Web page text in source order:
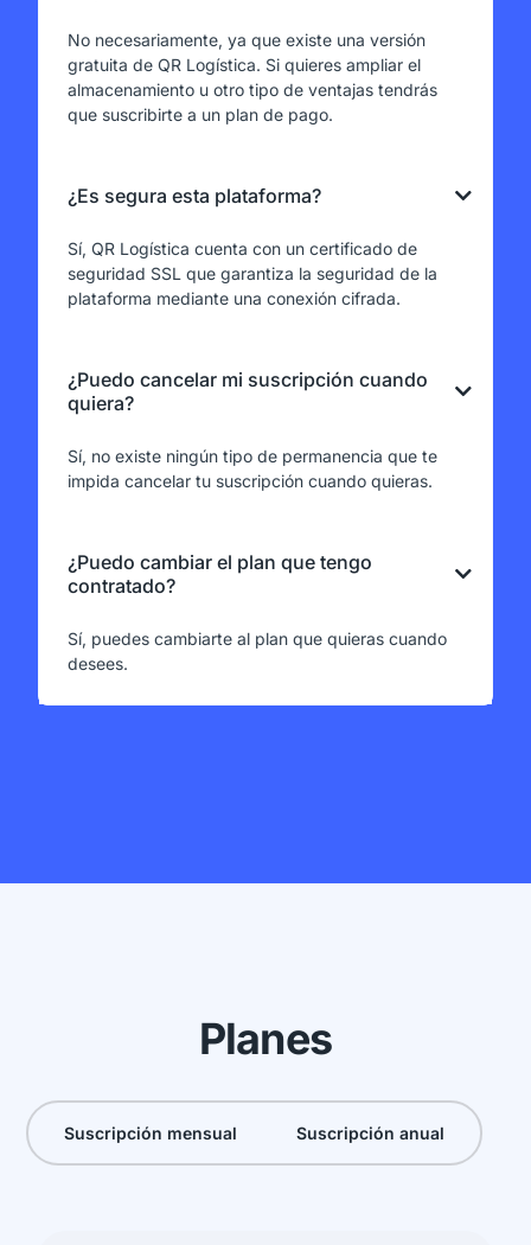
No necesariamente, ya que existe una versión
gratuita de QR Logística. Si quieres ampliar el
almacenamiento u otro tipo de ventajas tendrás
que suscribirte a un plan de pago.
¿Es segura esta plataforma?
Sí, QR Logística cuenta con un certificado de
seguridad SSL que garantiza la seguridad de la
plataforma mediante una conexión cifrada.
¿Puedo cancelar mi suscripción cuando
quiera?
Sí, no existe ningún tipo de permanencia que te
impida cancelar tu suscripción cuando quieras.
¿Puedo cambiar el plan que tengo
contratado?
Sí, puedes cambiarte al plan que quieras cuando
desees.
Planes
Suscripción mensual Suscripción anual